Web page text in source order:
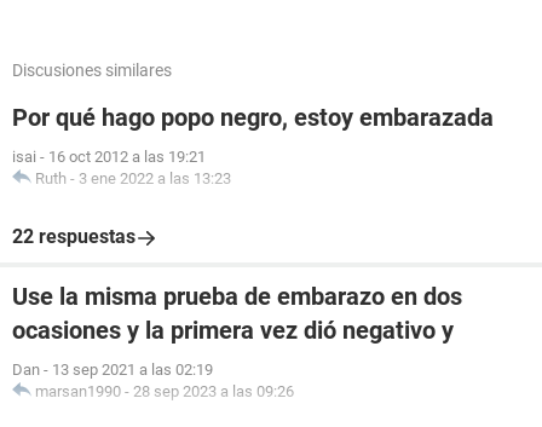
Discusiones similares
Por qué hago popo negro, estoy embarazada
isai - 16 oct 2012 a las 19:21
Ruth - 3 ene 2022 a las 13:23
22 respuestas
Use la misma prueba de embarazo en dos
ocasiones y la primera vez dió negativo y
Dan - 13 sep 2021 a las 02:19
marsan1990 - 28 sep 2023 a las 09:26